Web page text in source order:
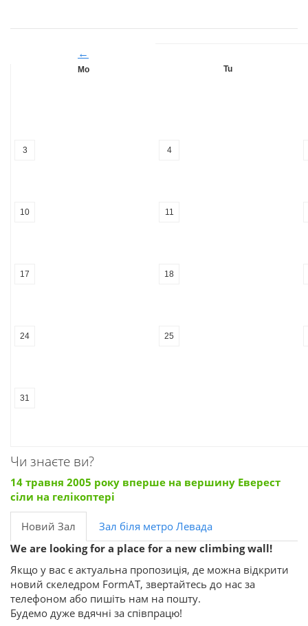
←
Mo Tu
3 4
10 11
17 18
24 25
31
Чи знаєте ви?
14 травня 2005 року вперше на вершину Еверест
сіли на гелікоптері
Новий Зал
Зал біля метро Левада
We are looking for a place for a new climbing wall!
Якщо у вас є актуальна пропозиція, де можна відкрити
новий скеледром FormAT, звертайтесь до нас за
телефоном або пишіть нам на пошту.
Будемо дуже вдячні за співпрацю!